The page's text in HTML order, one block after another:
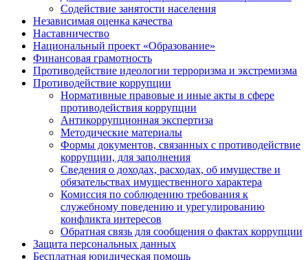
Содействие занятости населения
Независимая оценка качества
Наставничество
Национальный проект «Образование»
Финансовая грамотность
Противодействие идеологии терроризма и экстремизма
Противодействие коррупции
Нормативные правовые и иные акты в сфере
противодействия коррупции
Антикоррупционная экспертиза
Методические материалы
Формы документов, связанных с противодействие
коррупции, для заполнения
Сведения о доходах, расходах, об имуществе и
обязательствах имущественного характера
Комиссия по соблюдению требования к
служебному поведению и урегулированию
конфликта интересов
Обратная связь для сообщения о фактах коррупции
Защита персональных данных
Бесплатная юридическая помощь